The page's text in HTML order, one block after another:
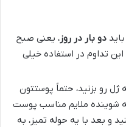
دو بار در روز، یعنی صبح
تداوم در استفاده خیلی
ژل رو بزنید، حتماً پوستتون
شوینده ملایم مناسب پوست
و بعد با یه حوله تمیز، به